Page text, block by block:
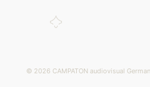
© 2026 CAMPATON audiovisual